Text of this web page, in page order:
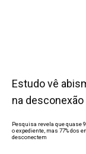
Estudo vê
na
Pesquisa revela que quase
o expediente, mas 77% dos
desconectem